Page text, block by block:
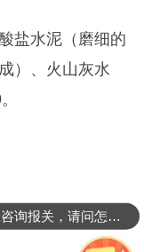
盐水泥（磨细的
）、火山灰水
想咨询报关，请问怎么收费？